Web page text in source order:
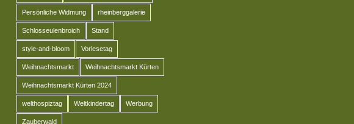
Persönliche Widmung rheinberggalerie
Schlosseulenbroich Stand
style-and-bloom Vorlesetag
Weihnachtsmarkt Weihnachtsmarkt Kürten
Weihnachtsmarkt Kürten 2024
welthospiztag Weltkindertag Werbung
Zauberwald